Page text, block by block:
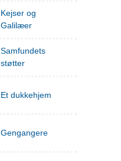
Kejser og
Galilæer
Samfundets
støtter
Et dukkehjem
Gengangere